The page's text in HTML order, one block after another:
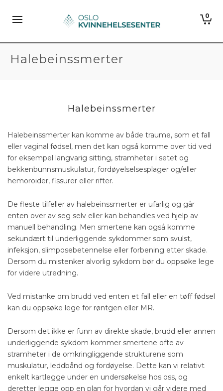
0
Halebeinssmerter
Halebeinssmerter
Halebeinssmerter kan komme av både traume, som et fall
eller vaginal fødsel, men det kan også komme over tid ved
for eksempel langvarig sitting, stramheter i setet og
bekkenbunnsmuskulatur, fordøyelselsesplager og/eller
hemoroider, fissurer eller rifter.
De fleste tilfeller av halebeinssmerter er ufarlig og går
enten over av seg selv eller kan behandles ved hjelp av
manuell behandling. Men smertene kan også komme
sekundært til underliggende sykdommer som svulst,
infeksjon, slimposebetennelse eller forbening etter skade.
Dersom du mistenker alvorlig sykdom bør du oppsøke lege
for videre utredning.
Ved mistanke om brudd ved enten et fall eller en tøff fødsel
kan du oppsøke lege for røntgen eller MR.
Dersom det ikke er funn av direkte skade, brudd eller annen
underliggende sykdom kommer smertene ofte av
stramheter i de omkringliggende strukturene som
muskulatur, leddbånd og fordøyelse. Dette kan vi relativt
enkelt kartlegge under en undersøkelse hos oss, og
deretter legge opp en plan for hvordan vi går videre med